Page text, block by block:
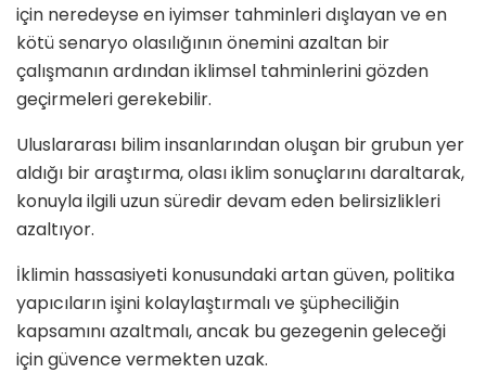
için neredeyse en iyimser tahminleri dışlayan ve en
kötü senaryo olasılığının önemini azaltan bir
çalışmanın ardından iklimsel tahminlerini gözden
geçirmeleri gerekebilir.
Uluslararası bilim insanlarından oluşan bir grubun yer
aldığı bir araştırma, olası iklim sonuçlarını daraltarak,
konuyla ilgili uzun süredir devam eden belirsizlikleri
azaltıyor.
İklimin hassasiyeti konusundaki artan güven, politika
yapıcıların işini kolaylaştırmalı ve şüpheciliğin
kapsamını azaltmalı, ancak bu gezegenin geleceği
için güvence vermekten uzak.